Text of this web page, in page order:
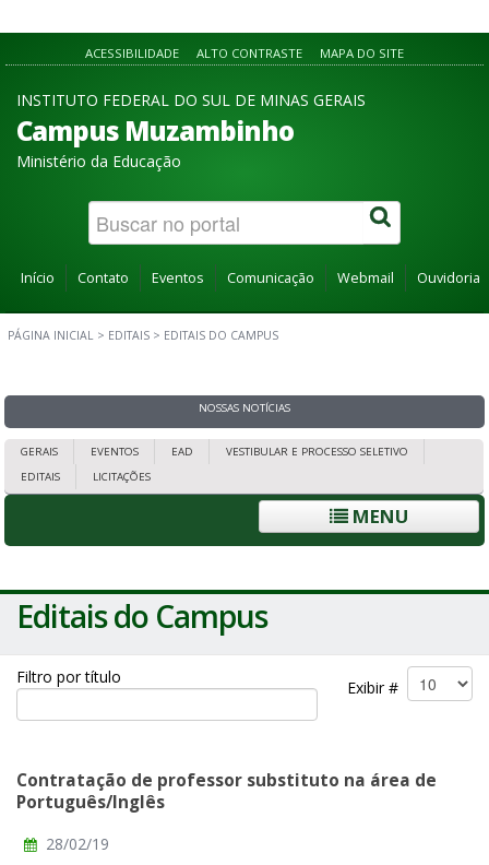
ACESSIBILIDADE ALTO CONTRASTE MAPA DO SITE
INSTITUTO FEDERAL DO SUL DE MINAS GERAIS
Campus Muzambinho
Ministério da Educação
Início Contato Eventos Comunicação Webmail Ouvidoria
PÁGINA INICIAL > EDITAIS > EDITAIS DO CAMPUS
NOSSAS NOTÍCIAS
GERAIS EVENTOS EAD
VESTIBULAR E PROCESSO SELETIVO
EDITAIS
LICITAÇÕES
MENU
Editais do Campus
Filtro por título
Exibir #
Contratação de professor substituto na área de
Português/Inglês
28/02/19